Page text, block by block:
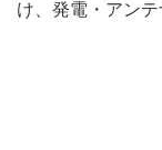
実証
け、発電・アン